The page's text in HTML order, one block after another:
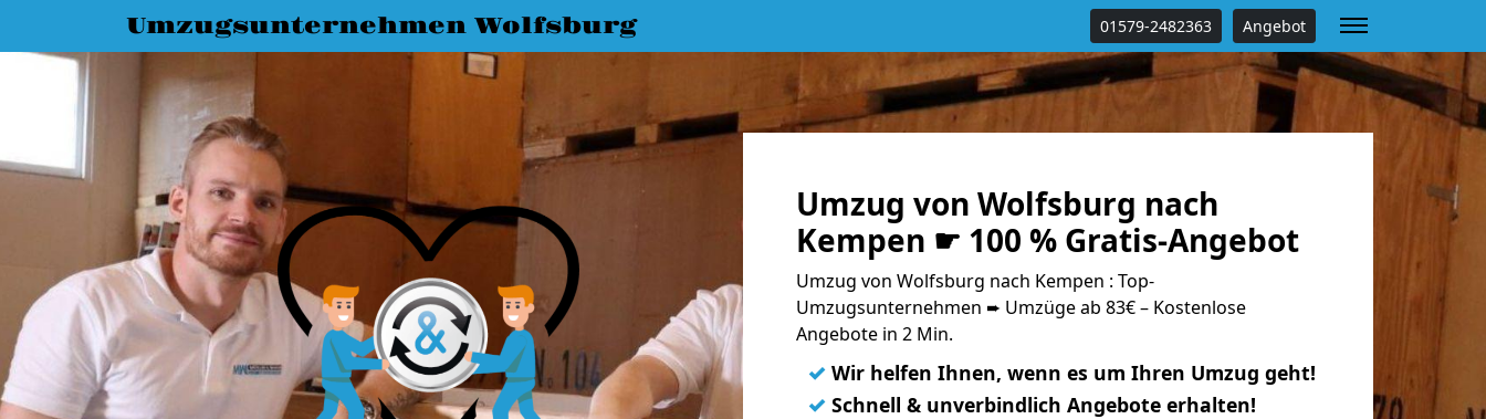
Umzugsunternehmen Wolfsburg 01579-2482363 Angebot
Umzug von Wolfsburg nach
Kempen ☛ 100 % Gratis-Angebot
Umzug von Wolfsburg nach Kempen : Top-
Umzugsunternehmen ➨ Umzüge ab 83€ – Kostenlose
Angebote in 2 Min.
✓ Wir helfen Ihnen, wenn es um Ihren Umzug geht!
✓ Schnell & unverbindlich Angebote erhalten!